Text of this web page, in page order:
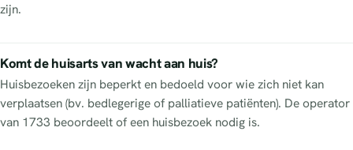
zijn.
Komt de huisarts van wacht aan huis?
Huisbezoeken zijn beperkt en bedoeld voor wie zich niet kan
verplaatsen (bv. bedlegerige of palliatieve patiënten). De operator
van 1733 beoordeelt of een huisbezoek nodig is.